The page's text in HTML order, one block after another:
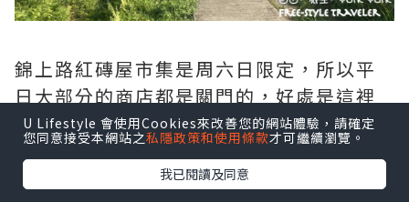
錦上路紅磚屋市集是周六日限定，所以平
日大部分的商店都是關門的，好處是這裡
十分清靜，完全沒有人，壁畫可以任影
XDD
U Lifestyle 會使用Cookies來改善您的網站體驗，請確定
您同意接受本網站之私隱政策和使用條款才可繼續瀏覽。
我已閱讀及同意